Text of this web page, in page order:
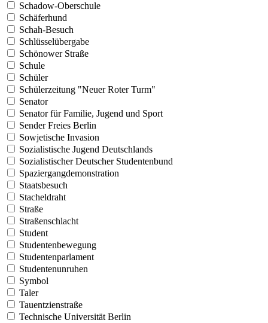
Schadow-Oberschule
Schäferhund
Schah-Besuch
Schlüsselübergabe
Schönower Straße
Schule
Schüler
Schülerzeitung "Neuer Roter Turm"
Senator
Senator für Familie, Jugend und Sport
Sender Freies Berlin
Sowjetische Invasion
Sozialistische Jugend Deutschlands
Sozialistischer Deutscher Studentenbund
Spaziergangdemonstration
Staatsbesuch
Stacheldraht
Straße
Straßenschlacht
Student
Studentenbewegung
Studentenparlament
Studentenunruhen
Symbol
Taler
Tauentzienstraße
Technische Universität Berlin